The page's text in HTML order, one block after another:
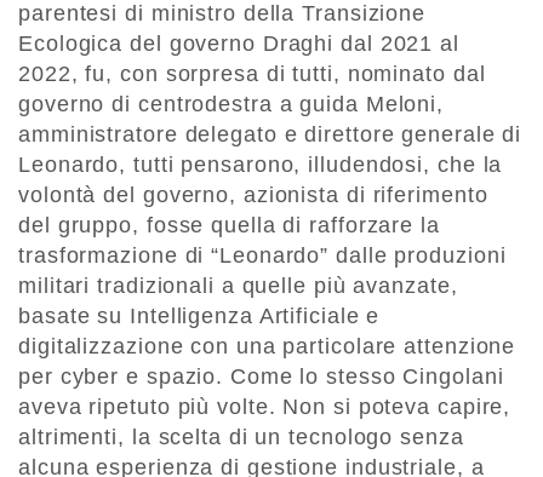
parentesi di ministro della Transizione
Ecologica del governo Draghi dal 2021 al
2022, fu, con sorpresa di tutti, nominato dal
governo di centrodestra a guida Meloni,
amministratore delegato e direttore generale di
Leonardo, tutti pensarono, illudendosi, che la
volontà del governo, azionista di riferimento
del gruppo, fosse quella di rafforzare la
trasformazione di “Leonardo” dalle produzioni
militari tradizionali a quelle più avanzate,
basate su Intelligenza Artificiale e
digitalizzazione con una particolare attenzione
per cyber e spazio. Come lo stesso Cingolani
aveva ripetuto più volte. Non si poteva capire,
altrimenti, la scelta di un tecnologo senza
alcuna esperienza di gestione industriale, a